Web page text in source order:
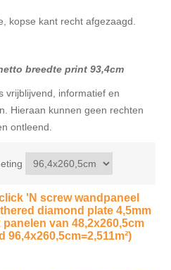
kopse kant recht afgezaagd.
breedte print 93,4cm
vrijblijvend, informatief en
Hieraan kunnen geen rechten
ontleend.
'N screw wandpaneel
diamond plate 4,5mm
van 48,2x260,5cm